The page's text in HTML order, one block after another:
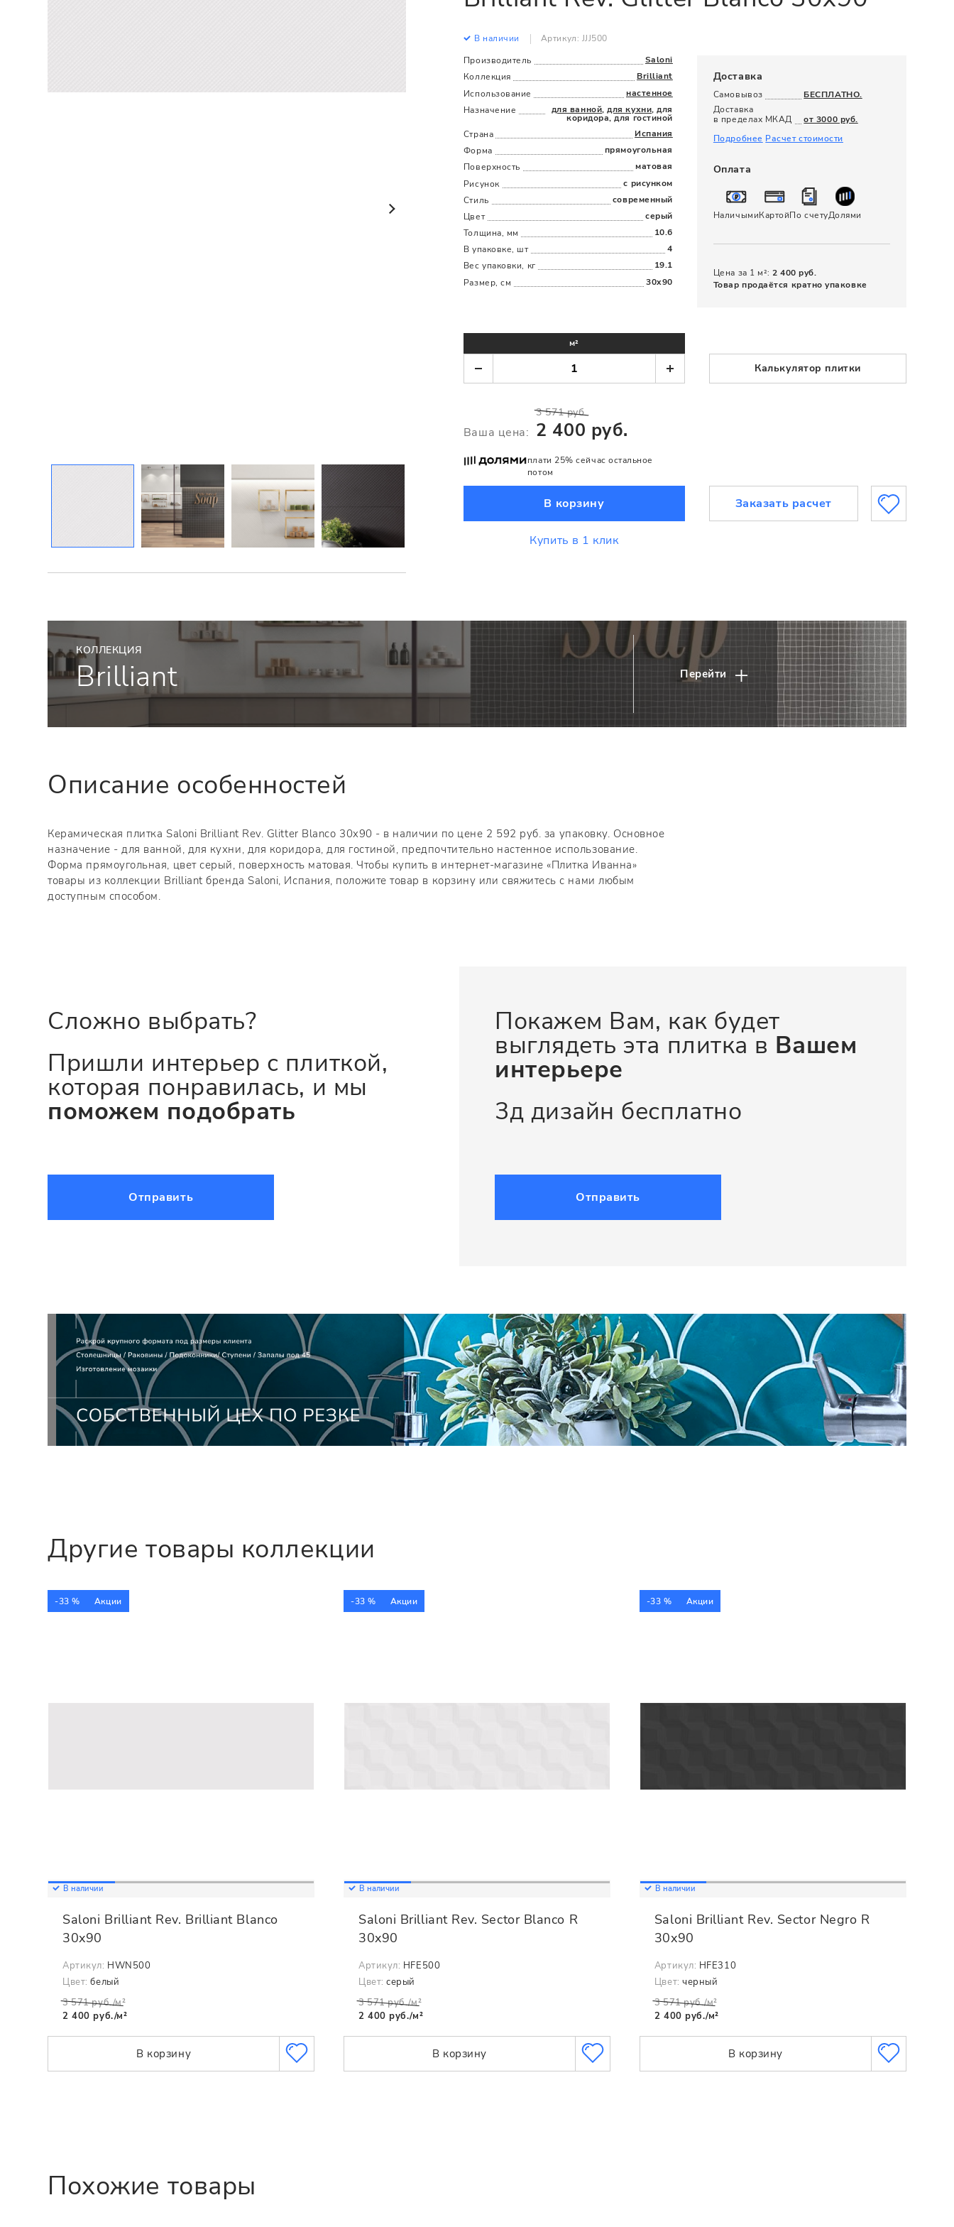
Все
Посмотреть всю керамическую плитку
120 x 280
В наличии Артикул: JJJ500
Производитель
Saloni
Коллекция
Brilliant
Использование
настенное
Назначение
для ванной,для кухни, для
коридора, для гостиной
Страна
Испания
Форма
прямоугольная
Поверхность
матовая
Рисунок
с рисунком
Стиль
современный
Цвет
серый
Толщина, мм
10.6
В упаковке, шт
4
Вес упаковки, кг
19.1
Размер, см
30x90
Доставка
Самовывоз
БЕСПЛАТНО.
Доставка
в пределах МКАД
от 3000 руб.
Подробнее Расчет стоимости
Оплата
НаличымиКартойПо счетуДолями
Цена за 1 м²: 2 400 руб.
Товар продаётся кратно упаковке
м²
Калькулятор плитки
Ваша цена:
3 571 руб.
2 400 руб.
плати 25% сейчас остальное
потом
В корзину
Купить в 1 клик
Заказать расчет
КОЛЛЕКЦИЯ
Brilliant Перейти
Описание особенностей
Керамическая плитка Saloni Brilliant Rev. Glitter Blanco 30x90 - в наличии по цене 2 592 руб. за упаковку. Основное
назначение - для ванной, для кухни, для коридора, для гостиной, предпочтительно настенное использование.
Форма прямоугольная, цвет серый, поверхность матовая. Чтобы купить в интернет-магазине «Плитка Иванна»
товары из коллекции Brilliant бренда Saloni, Испания, положите товар в корзину или свяжитесь с нами любым
доступным способом.
Сложно выбрать?
Пришли интерьер с плиткой,
которая понравилась, и мы
поможем подобрать
Отправить
Покажем Вам, как будет
выглядеть эта плитка в Вашем
интерьере
3д дизайн бесплатно
Отправить
Другие товары коллекции
-33 % Акции
В наличии
Saloni Brilliant Rev. Brilliant Blanco
30x90
Артикул: HWN500
Цвет: белый
3 571 руб./м²
2 400 руб./м²
В корзину
-33 % Акции
В наличии
Saloni Brilliant Rev. Sector Blanco R
30x90
Артикул: HFE500
Цвет: серый
3 571 руб./м²
2 400 руб./м²
В корзину
-33 % Акции
В наличии
Saloni Brilliant Rev. Sector Negro R
30x90
Артикул: HFE310
Цвет: черный
3 571 руб./м²
2 400 руб./м²
В корзину
Похожие товары